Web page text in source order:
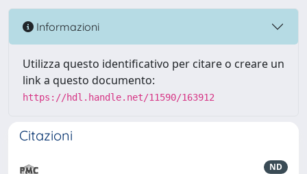
Informazioni
Utilizza questo identificativo per citare o creare un
link a questo documento:
https://hdl.handle.net/11590/163912
Citazioni
ND